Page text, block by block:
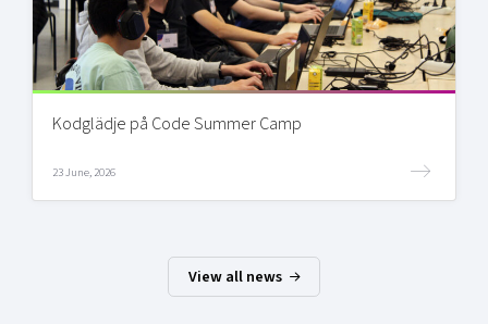
Kodglädje på Code Summer Camp
23 June, 2026
View all news